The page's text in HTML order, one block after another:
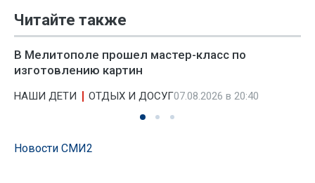
Читайте также
В Мелитополе прошел мастер-класс по
изготовлению картин
НАШИ ДЕТИ ОТДЫХ И ДОСУГ07.08.2026 в 20:40
Новости СМИ2